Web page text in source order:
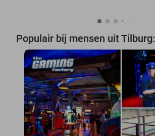
Populair bij mensen uit Tilburg: